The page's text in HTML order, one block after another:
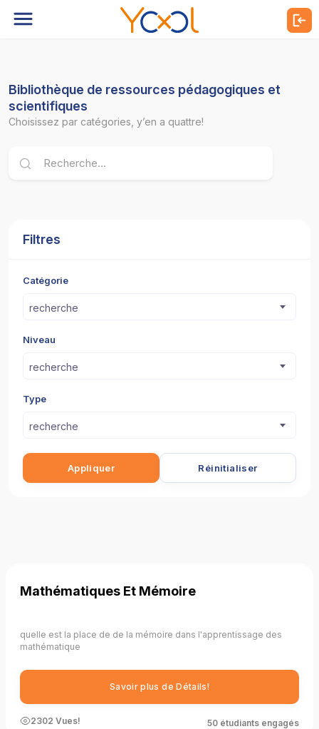
Bibliothèque de ressources pédagogiques et
scientifiques
Choisissez par catégories, y’en a quattre!
Filtres
Catégorie
recherche
Niveau
recherche
Type
recherche
Appliquer Réinitialiser
Mathématiques Et Mémoire
quelle est la place de de la mémoire dans l'apprentissage des
mathématique
Savoir plus de Détails!
2302 Vues! 50 étudiants engagés